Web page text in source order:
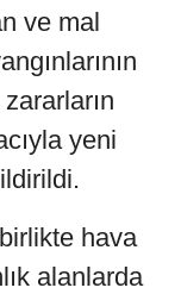
ve mal
yeni
hava
alanlarda